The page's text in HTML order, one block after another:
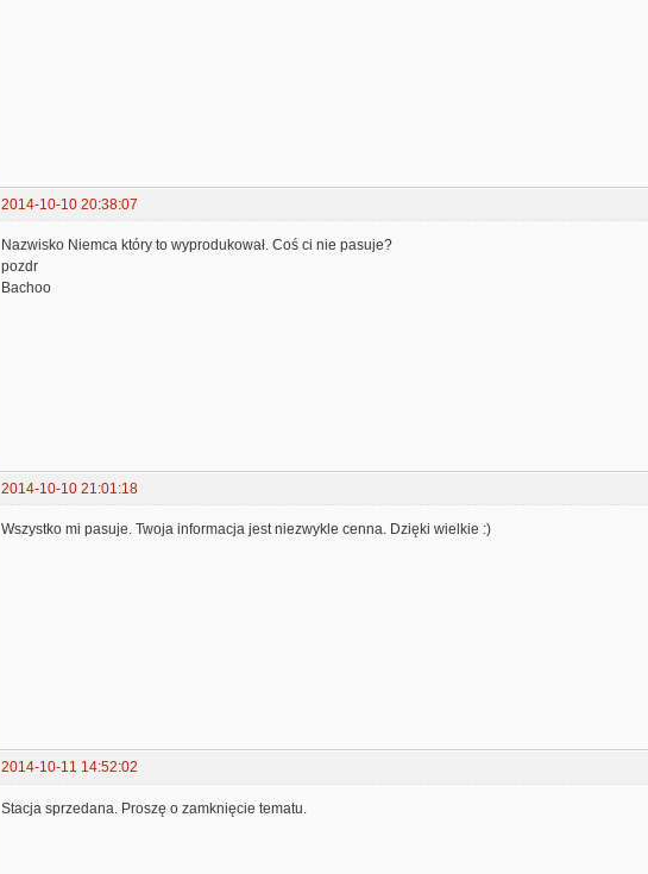
2014-10-10 20:38:07
Nazwisko Niemca który to wyprodukował. Coś ci nie pasuje?
pozdr
Bachoo
2014-10-10 21:01:18
Wszystko mi pasuje. Twoja informacja jest niezwykle cenna. Dzięki wielkie :)
2014-10-11 14:52:02
Stacja sprzedana. Proszę o zamknięcie tematu.